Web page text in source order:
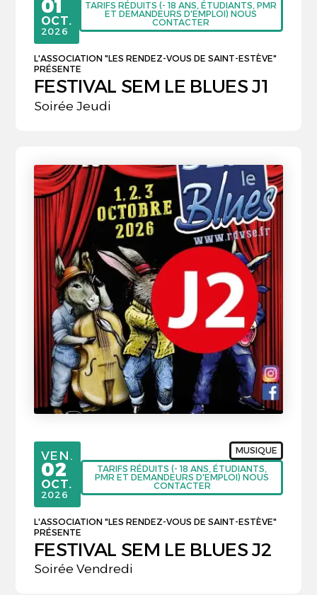
01
OCTOBRE
OCT.
2026
TARIFS RÉDUITS (- 18 ANS, ÉTUDIANTS, PMR
ET DEMANDEURS D'EMPLOI) NOUS
CONTACTER
L'ASSOCIATION "LES RENDEZ-VOUS DE SAINT-ESTÈVE"
PRÉSENTE
FESTIVAL SEM LE BLUES J1
Soirée Jeudi
VENDREDI
VEN.
02
OCTOBRE
OCT.
2026
MUSIQUE
TARIFS RÉDUITS (- 18 ANS, ÉTUDIANTS,
PMR ET DEMANDEURS D'EMPLOI) NOUS
CONTACTER
L'ASSOCIATION "LES RENDEZ-VOUS DE SAINT-ESTÈVE"
PRÉSENTE
FESTIVAL SEM LE BLUES J2
Soirée Vendredi